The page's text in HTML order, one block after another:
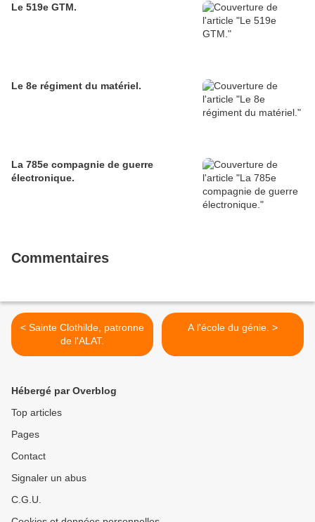
Le 519e GTM.
Le 8e régiment du matériel.
La 785e compagnie de guerre
électronique.
Commentaires
< Sainte Clothilde, patronne
de l'ALAT.
A l'école du génie. >
Hébergé par Overblog
Top articles
Pages
Contact
Signaler un abus
C.G.U.